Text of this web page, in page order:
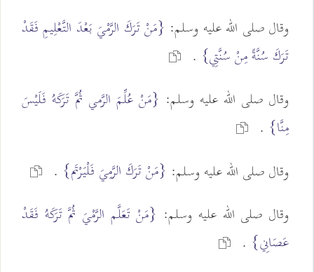
وقال صلى الله عليه وسلم: {مَنْ تَرَكَ الرَّمْيَ بَعْدَ التَّعْلِيمِ فَقَدْ
تَرَكَ سُنَّةً مِنْ سُنَّتِي} .
وقال صلى الله عليه وسلم: {مَنْ عُلِّمَ الرَّمي ثُمَّ تَرَكَهُ فَلَيْسَ
مِنَّا} .
وقال صلى الله عليه وسلم: {مَنْ تَرَكَ الرَّمِيَ فَلْيَرْتَم} .
وقال صلى الله عليه وسلم: {مَنْ تَعَلَّم الرَّمْيَ ثُمَّ تَرَكَهُ فَقَدْ
عَصَانِي} .